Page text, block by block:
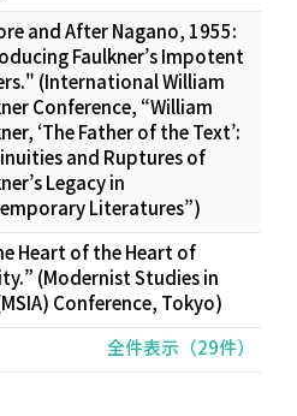
and After Nagano, 1955:
Faulkner’s Impotent
(International William
Conference, “William
‘The Father of the Text’:
and Ruptures of
Legacy in
Literatures”)
Heart of the Heart of
(Modernist Studies in
Conference, Tokyo)
全件表示（29件）